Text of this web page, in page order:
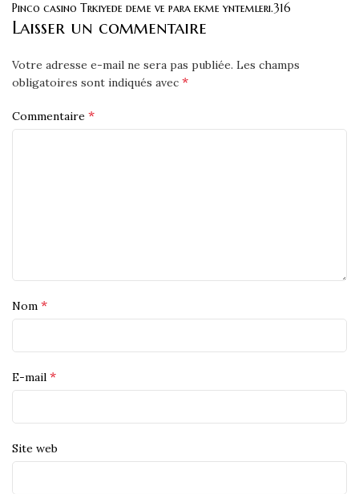
Pinco casino Trkiyede deme ve para ekme yntemleri.316
Laisser un commentaire
Votre adresse e-mail ne sera pas publiée. Les champs
obligatoires sont indiqués avec *
Commentaire *
Nom *
E-mail *
Site web